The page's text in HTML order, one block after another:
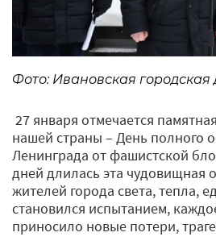
Фото: Ивановская городская
27 января отмечается
нашей страны – День полного
Ленинграда от фашистской
дней длилась эта чудовищная
жителей города света, тепла,
становился испытанием,
приносило новые потери,